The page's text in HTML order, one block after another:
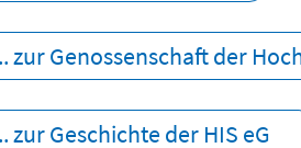
zur Genossenschaft der
zur Geschichte der HIS eG